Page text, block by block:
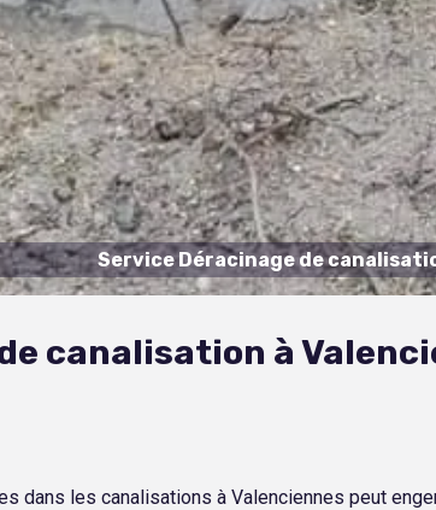
Service Déracinage de
canalisation à
dans les canalisations à Valenciennes peut